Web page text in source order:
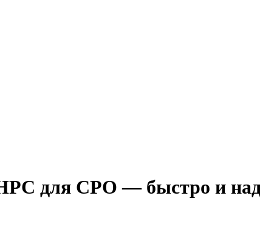
НРС для СРО — быстро и